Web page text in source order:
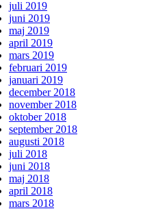
juli 2019
juni 2019
maj 2019
april 2019
mars 2019
februari 2019
januari 2019
december 2018
november 2018
oktober 2018
september 2018
augusti 2018
juli 2018
juni 2018
maj 2018
april 2018
mars 2018